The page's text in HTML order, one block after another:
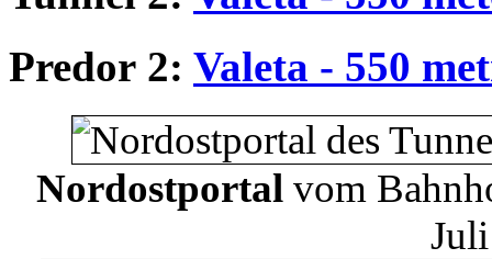
Predor 2: Valeta - 550
Nordostportal vom